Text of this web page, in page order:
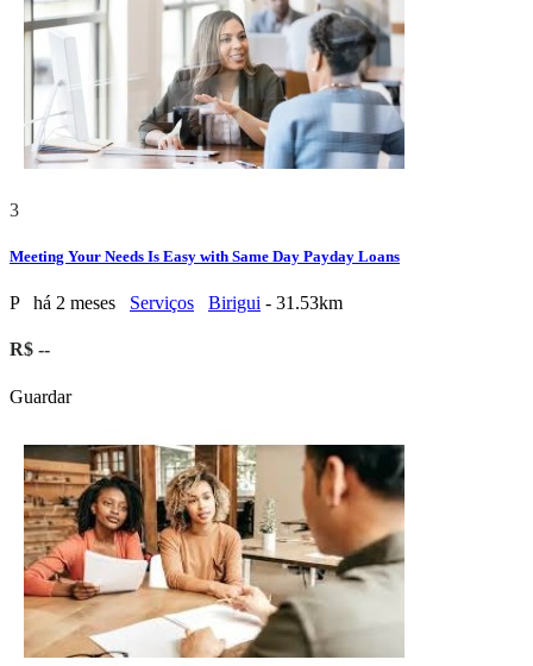
3
Meeting Your Needs Is Easy with Same Day Payday Loans
P há 2 meses Serviços Birigui - 31.53km
R$ --
Guardar